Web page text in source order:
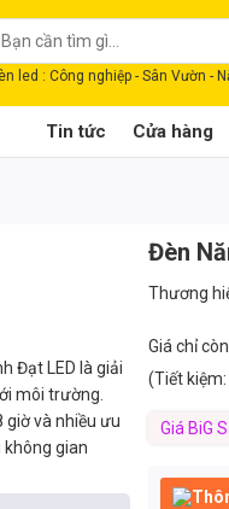
led : Công nghiệp - Sân Vườn -
Tin tức Cửa hàng
Đạt LED là giải
môi trường.
giờ và nhiều ưu
gian
Đèn
Thương
Giá chỉ
(Tiết kiệm:
Giá BiG